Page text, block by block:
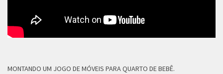
MONTANDO UM JOGO DE MÓVEIS PARA QUARTO DE BEBÊ.